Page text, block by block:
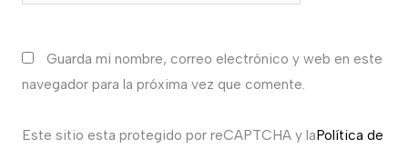
Guarda mi nombre, correo electrónico y web en este
navegador para la próxima vez que comente.
Este sitio esta protegido por reCAPTCHA y laPolítica de